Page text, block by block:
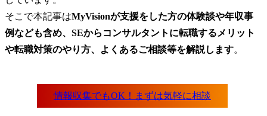
そこで本記事はMyVisionが支援をした方の体験談や年収事
例なども含め、SEからコンサルタントに転職するメリット
や転職対策のやり方、よくあるご相談等を解説します。